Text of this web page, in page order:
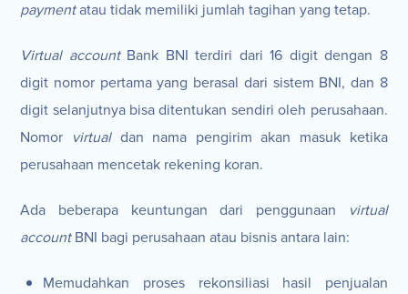
paymentatau tidak memiliki jumlah tagihan yang tetap.
Virtual accountBank BNI terdiri dari 16 digit dengan 8
digit nomor pertama yang berasal dari sistem BNI, dan 8
digit selanjutnya bisa ditentukan sendiri oleh perusahaan.
Nomor virtualdan nama pengirim akan masuk ketika
perusahaan mencetak rekening koran.
Ada beberapa keuntungan dari penggunaan
virtual
accountBNI bagi perusahaan atau bisnis antara lain:
Memudahkan proses rekonsiliasi hasil penjualan